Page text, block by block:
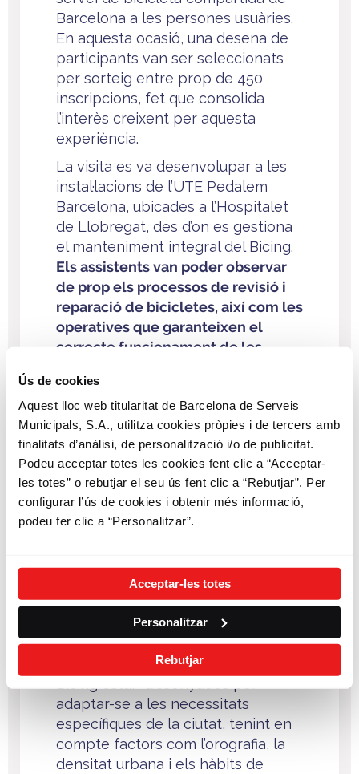
Ús de cookies
Aquest lloc web titularitat de Barcelona de Serveis
Municipals, S.A., utilitza cookies pròpies i de tercers amb
finalitats d’anàlisi, de personalització i/o de publicitat.
Podeu acceptar totes les cookies fent clic a “Acceptar-
les totes” o rebutjar el seu ús fent clic a “Rebutjar”. Per
configurar l’ús de cookies i obtenir més informació,
podeu fer clic a “Personalitzar”.
Acceptar-les totes
Personalitzar
Rebutjar
Barcelona a les persones usuàries.
En aquesta ocasió, una desena de
participants van ser seleccionats
per sorteig entre prop de 450
inscripcions, fet que consolida
l’interès creixent per aquesta
experiència.
La visita es va desenvolupar a les
instal·lacions de l’UTE Pedalem
Barcelona, ubicades a l’Hospitalet
de Llobregat, des d’on es gestiona
el manteniment integral del Bicing.
Els assistents van poder observar
de prop els processos de revisió i
reparació de bicicletes, així com les
operatives que garanteixen el
correcte funcionament de les
ciutat.
Un dels punts destacats de la
jornada va ser l’explicació del
sistema tecnològic basat en
intel·ligència artificial, que
optimitza la redistribució de
bicicletes en funció de la demanda
servei i assegurar la disponibilitat
en els diferents punts de
A més, durant la visita també es va
abordar com les bicicletes del
adaptar-se a les necessitats
específiques de la ciutat, tenint en
compte factors com l’orografia, la
densitat urbana i els hàbits de